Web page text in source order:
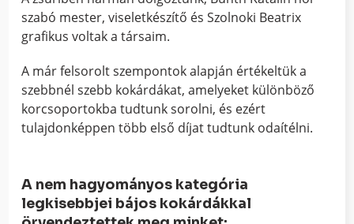
szabó mester, viseletkészítő és Szolnoki Beatrix
grafikus voltak a társaim.
A már felsorolt szempontok alapján értékeltük a
szebbnél szebb kokárdákat, amelyeket különböző
korcsoportokba tudtunk sorolni, és ezért
tulajdonképpen több első díjat tudtunk odaítélni.
A nem hagyományos kategória
legkisebbjei bájos kokárdákkal